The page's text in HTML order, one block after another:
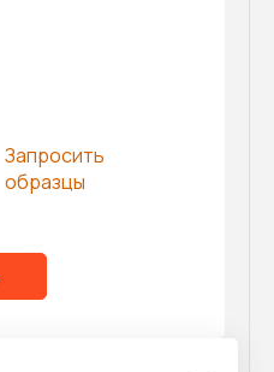
Запросить
образцы